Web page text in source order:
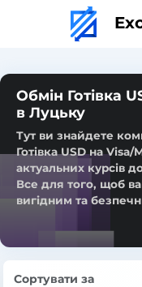
Обмін Готівка
в Луцьку
Тут ви знайдете
Готівка USD на
актуальних курсів
Все для того, щоб
вигідним та
Сортувати за